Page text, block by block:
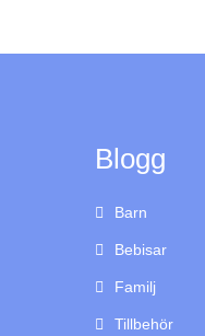
Blogg
Barn
Bebisar
Familj
Tillbehör